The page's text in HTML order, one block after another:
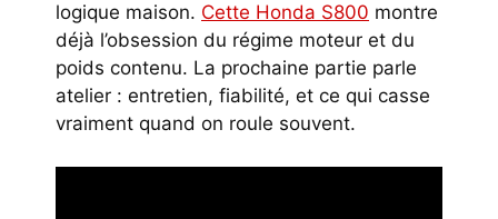
logique maison. Cette Honda S800 montre
déjà l’obsession du régime moteur et du
poids contenu. La prochaine partie parle
atelier : entretien, fiabilité, et ce qui casse
vraiment quand on roule souvent.